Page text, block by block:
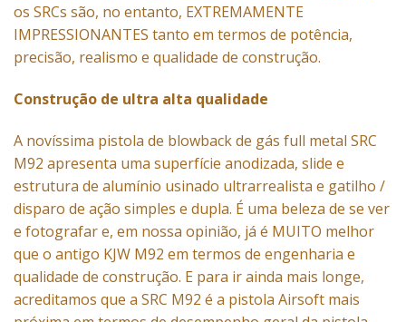
os SRCs são, no entanto, EXTREMAMENTE
IMPRESSIONANTES tanto em termos de potência,
precisão, realismo e qualidade de construção.
Construção de ultra alta qualidade
A novíssima pistola de blowback de gás full metal SRC
M92 apresenta uma superfície anodizada, slide e
estrutura de alumínio usinado ultrarrealista e gatilho /
disparo de ação simples e dupla. É uma beleza de se ver
e fotografar e, em nossa opinião, já é MUITO melhor
que o antigo KJW M92 em termos de engenharia e
qualidade de construção. E para ir ainda mais longe,
acreditamos que a SRC M92 é a pistola Airsoft mais